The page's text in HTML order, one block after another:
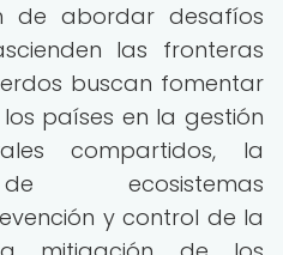
de abordar desafíos
las fronteras
buscan fomentar
países en la gestión
compartidos, la
ecosistemas
y control de la